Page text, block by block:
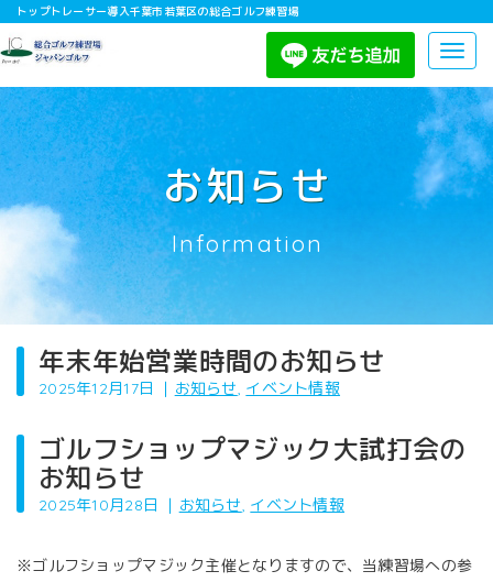
トップトレーサー導入千葉市若葉区の総合ゴルフ練習場
お知らせ
Information
年末年始営業時間のお知らせ
2025年12月17日 ｜ お知らせ, イベント情報
ゴルフショップマジック大試打会の
お知らせ
2025年10月28日 ｜ お知らせ, イベント情報
※ゴルフショップマジック主催となりますので、当練習場への参